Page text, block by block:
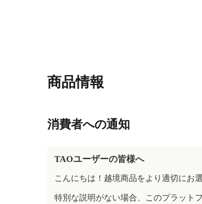
商品情報
消費者への通知
TAOユーザーの皆様へ
こんにちは！越境商品をより適切にお
特別な説明がない場合、このプラット